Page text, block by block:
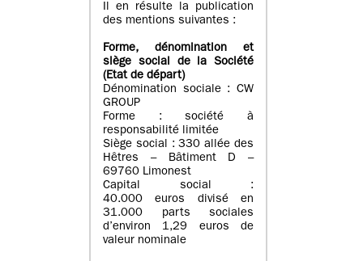
Il en résulte la publication
des mentions suivantes :
Forme, dénomination et
siège social de la Société
(Etatde départ)
Dénomination sociale : CW
GROUP
Forme : société à
responsabilité limitée
Siège social : 330 allée des
Hêtres – Bâtiment D –
69760 Limonest
Capital social :
40.000 euros divisé en
31.000 parts sociales
d’environ 1,29 euros de
valeur nominale